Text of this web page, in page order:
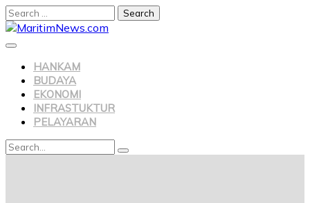
Search
for:
Skip
to
HANKAM
BUDAYA
EKONOMI
INFRASTUKTUR
PELAYARAN
Search
Search